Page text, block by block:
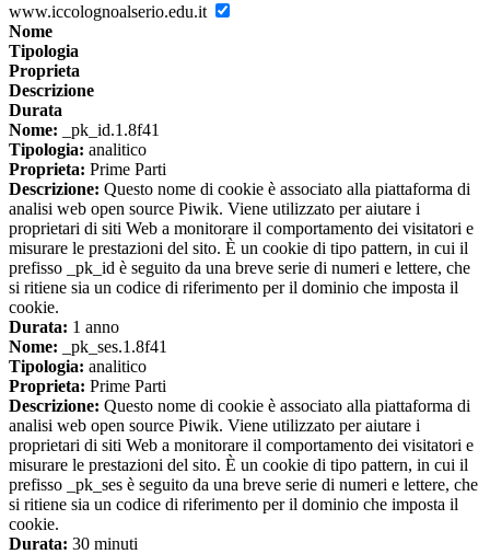
www.iccolognoalserio.edu.it
Nome
Tipologia
Proprieta
Descrizione
Durata
Nome: _pk_id.1.8f41
Tipologia: analitico
Proprieta: Prime Parti
Descrizione: Questo nome di cookie è associato alla piattaforma di
analisi web open source Piwik. Viene utilizzato per aiutare i
proprietari di siti Web a monitorare il comportamento dei visitatori e
misurare le prestazioni del sito. È un cookie di tipo pattern, in cui il
prefisso _pk_id è seguito da una breve serie di numeri e lettere, che
si ritiene sia un codice di riferimento per il dominio che imposta il
cookie.
Durata: 1 anno
Nome: _pk_ses.1.8f41
Tipologia: analitico
Proprieta: Prime Parti
Descrizione: Questo nome di cookie è associato alla piattaforma di
analisi web open source Piwik. Viene utilizzato per aiutare i
proprietari di siti Web a monitorare il comportamento dei visitatori e
misurare le prestazioni del sito. È un cookie di tipo pattern, in cui il
prefisso _pk_ses è seguito da una breve serie di numeri e lettere, che
si ritiene sia un codice di riferimento per il dominio che imposta il
cookie.
Durata: 30 minuti